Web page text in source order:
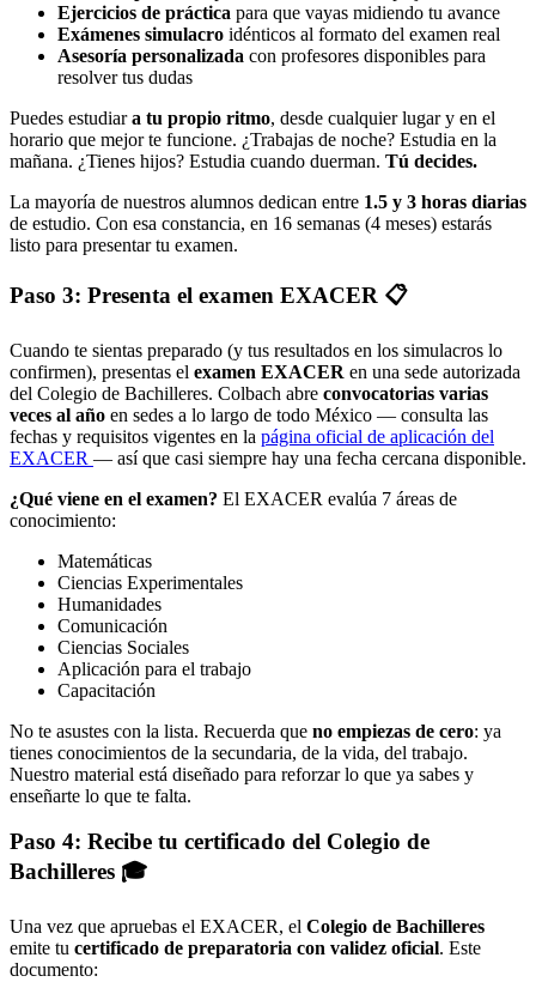
Ejercicios de práctica para que vayas midiendo tu avance
Exámenes simulacro idénticos al formato del examen real
Asesoría personalizada con profesores disponibles para
resolver tus dudas
Puedes estudiara tu propio ritmo, desde cualquier lugar y en el
horario que mejor te funcione. ¿Trabajas de noche? Estudia en la
mañana. ¿Tienes hijos? Estudia cuando duerman. Tú decides.
La mayoría de nuestros alumnos dedican entre 1.5 y 3 horas diarias
de estudio. Con esa constancia, en 16 semanas (4 meses) estarás
listo para presentar tu examen.
Paso 3: Presenta el examen EXACER 📋
Cuando te sientas preparado (y tus resultados en los simulacros lo
confirmen), presentas el examen EXACER en una sede autorizada
del Colegio de Bachilleres. Colbach abre convocatorias varias
veces al año en sedes a lo largo de todo México — consulta las
fechas y requisitos vigentes en la página oficial de aplicación del
EXACER — así que casi siempre hay una fecha cercana disponible.
¿Qué viene en el examen? El EXACER evalúa 7 áreas de
conocimiento:
Matemáticas
Ciencias Experimentales
Humanidades
Comunicación
Ciencias Sociales
Aplicación para el trabajo
Capacitación
No te asustes con la lista. Recuerda que no empiezas de cero: ya
tienes conocimientos de la secundaria, de la vida, del trabajo.
Nuestro material está diseñado para reforzar lo que ya sabes y
enseñarte lo que te falta.
Paso 4: Recibe tu certificado del Colegio de
Bachilleres 🎓
Una vez que apruebas el EXACER, el Colegio de Bachilleres
emite tu certificado de preparatoria con validez oficial. Este
documento: